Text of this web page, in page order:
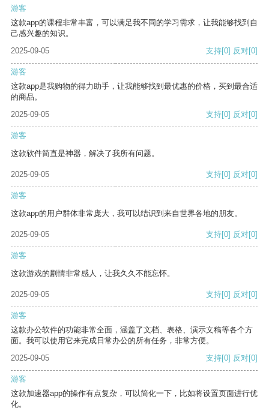
游客
这款app的课程非常丰富，可以满足我不同的学习需求，让我能够找到自
己感兴趣的知识。
2025-09-05
支持[0] 反对[0]
游客
这款app是我购物的得力助手，让我能够找到最优惠的价格，买到最合适
的商品。
2025-09-05
支持[0] 反对[0]
游客
这款软件简直是神器，解决了我所有问题。
2025-09-05 支持[0] 反对[0]
游客
这款app的用户群体非常庞大，我可以结识到来自世界各地的朋友。
2025-09-05 支持[0] 反对[0]
游客
这款游戏的剧情非常感人，让我久久不能忘怀。
2025-09-05 支持[0] 反对[0]
游客
这款办公软件的功能非常全面，涵盖了文档、表格、演示文稿等各个方
面。我可以使用它来完成日常办公的所有任务，非常方便。
2025-09-05
支持[0] 反对[0]
游客
这款加速器app的操作有点复杂，可以简化一下，比如将设置页面进行优
化。